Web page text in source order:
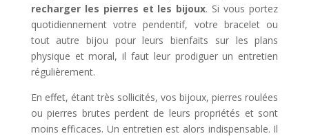
recharger les pierres et les bijoux. Si vous portez
quotidiennement votre pendentif, votre bracelet ou
tout autre bijou pour leurs bienfaits sur les plans
physique et moral, il faut leur prodiguer un entretien
régulièrement.
En effet, étant très sollicités, vos bijoux, pierres roulées
ou pierres brutes perdent de leurs propriétés et sont
moins efficaces. Un entretien est alors indispensable. Il